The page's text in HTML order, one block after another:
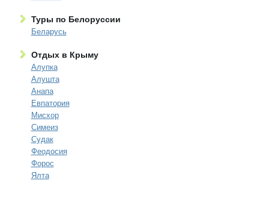
Туры по Белоруссии
Беларусь
Отдых в Крыму
Алупка
Алушта
Анапа
Евпатория
Мисхор
Симеиз
Судак
Феодосия
Форос
Ялта